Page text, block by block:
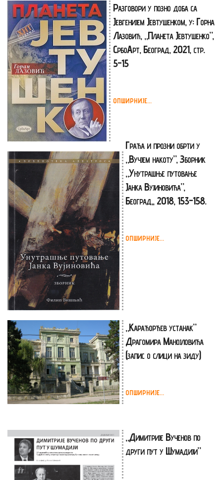
Разговори у позно доба са
Јевгенијем Јевтушенком, у: Горна
Лазовић, „Планета Јевтушенко”,
СрбоАрт, Београд, 2021, стр.
5-15
ОПШИРНИЈЕ...
Грађа и прозни обрти у
„Вучјем накоту”, Зборник
„Унутрашње путовање
Јанка Вујиновића”,
Београд,, 2018, 153-158.
ОПШИРНИЈЕ...
„Карађорђев устанак”
Драгомира Манојловића
(запис о слици на зиду)
ОПШИРНИЈЕ...
„Димитрије Вученов по
други пут у Шумадији”